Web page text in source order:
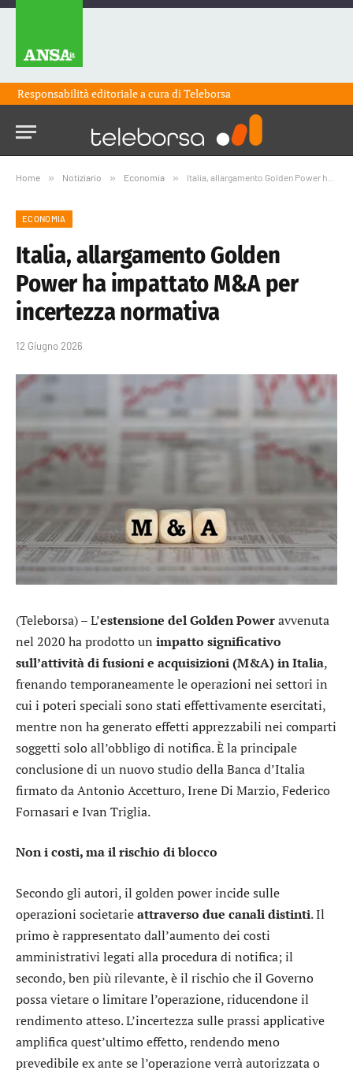
Responsabilità editoriale a cura diTeleborsa
Home » Notiziario » Economia » Italia, allargamento Golden Power ha impattato M&A per incertezza normativa
ECONOMIA
Italia, allargamento Golden
Power ha impattato M&A per
incertezza normativa
12 Giugno 2026
(Teleborsa) – L’estensione del Golden Poweravvenuta
nel 2020 ha prodotto un impatto significativo
sull’attività di fusioni e acquisizioni (M&A) in Italia,
frenando temporaneamente le operazioni nei settori in
cui i poteri speciali sono stati effettivamente esercitati,
mentre non ha generato effetti apprezzabili nei comparti
soggetti solo all’obbligo di notifica. È la principale
conclusione di un nuovo studio della Banca d’Italia
firmato da Antonio Accetturo, Irene Di Marzio, Federico
Fornasari e Ivan Triglia.
Non i costi, ma il rischio di blocco
Secondo gli autori, il golden power incide sulle
operazioni societarieattraverso due canali distinti. Il
primo è rappresentato dall’aumento dei costi
amministrativi legati alla procedura di notifica; il
secondo, ben più rilevante, è il rischio che il Governo
possa vietare o limitare l’operazione, riducendone il
rendimento atteso. L’incertezza sulle prassi applicative
amplifica quest’ultimo effetto, rendendo meno
prevedibile ex ante se l’operazione verrà autorizzata o